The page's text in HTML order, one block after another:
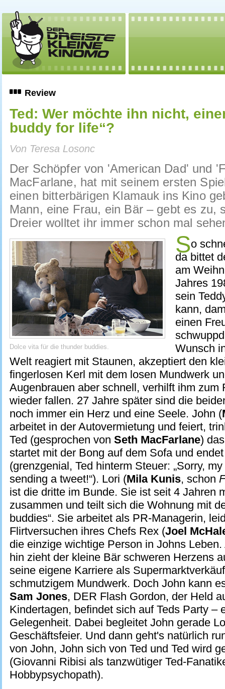
Review
Ted: Wer möchte ihn nicht,
buddy for life“?
Von Teresa Losonc
Der Schöpfer von 'American Dad' und
MacFarlane, hat mit seinem ersten
einen bitterbärigen Klamauk ins Kino
Mann, eine Frau, ein Bär – gebt es zu,
Dreier wolltet ihr immer schon mal
Dolce vita für die thunder buddies.
So
da bittet
am
Jahres
sein
kann,
einen
Wunsch
Welt reagiert mit Staunen, akzeptiert den
fingerlosen Kerl mit dem losen Mundwerk
Augenbrauen aber schnell, verhilft ihm zum
wieder fallen. 27 Jahre später sind die
noch immer ein Herz und eine Seele. John (
arbeitet in der Autovermietung und feiert,
Ted (gesprochen von Seth MacFarlane)
startet mit der Bong auf dem Sofa und
(grenzgenial, Ted hinterm Steuer: „Sorry,
sending a tweet!“). Lori (Mila Kunis, schon
ist die dritte im Bunde. Sie ist seit 4 Jahren
zusammen und teilt sich die Wohnung mit
buddies“. Sie arbeitet als PR-Managerin,
Flirtversuchen ihres Chefs Rex (Joel
die einzige wichtige Person in Johns
hin zieht der kleine Bär schweren Herzens
seine eigene Karriere als
schmutzigem Mundwerk. Doch John kann
Sam Jones, DER Flash Gordon, der Held
Kindertagen, befindet sich auf Teds Party –
Gelegenheit. Dabei begleitet John gerade
Geschäftsfeier. Und dann geht's natürlich
von John, John sich von Ted und Ted wird
(Giovanni Ribisi als tanzwütiger Ted-
Hobbypsychopath).